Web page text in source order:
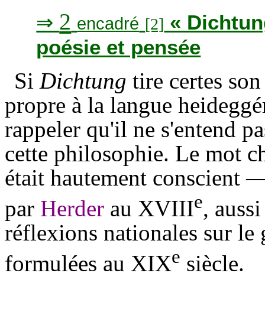
⇒ 2 encadré [2] «
poésie et pensée
Si Dichtung tire certes
propre à la langue
rappeler qu'il ne s'entend
cette philosophie. Le mot
était hautement conscient
par Herder au XVIIIe,
réflexions nationales sur le
formulées au XIXe siècle.